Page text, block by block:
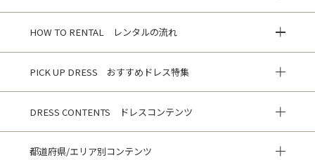
HOW TO RENTAL レンタルの流れ
PICK UP DRESS おすすめドレス特集
DRESS CONTENTS ドレスコンテンツ
都道府県/エリア別コンテンツ